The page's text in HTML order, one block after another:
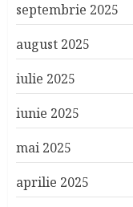
septembrie 2025
august 2025
iulie 2025
iunie 2025
mai 2025
aprilie 2025